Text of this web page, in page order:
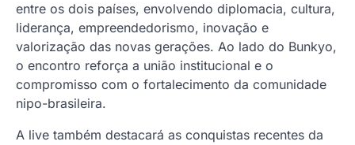
entre os dois países, envolvendo diplomacia, cultura,
liderança, empreendedorismo, inovação e
valorização das novas gerações. Ao lado do Bunkyo,
o encontro reforça a união institucional e o
compromisso com o fortalecimento da comunidade
nipo-brasileira.
A live também destacará as conquistas recentes da